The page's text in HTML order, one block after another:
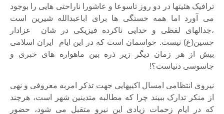
ترافیک هئیتها در دو روز تاسوعا و عاشورا ناراحتی هایی را بوجود
می آورد اما همه خستگی ها برای اباعبدالله شیرین است
،جدالهای لفظی و خدایی ناکرده فیزیکی در شان عزادار
حسین(ع) نیست. حواسمان است که در این ایام ایران اسلامی
بیش از هر زمان دیگر زیر ذره بین ماهواره های خبری و
جاسوسی دنیاست؟!
نیروی انتظامی امسال اکیپهایی جهت تذکر امربه معروفی و نهی
از منکر تدارک ببیند چرا که مطالبه متدینین شهر است، هرچند
که در ایام زحمات زیادی این نیرو متقبل می شود، حضور